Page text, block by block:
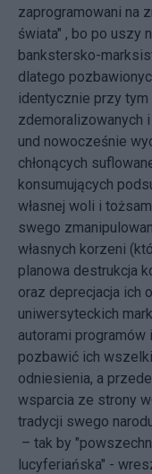
zaprogramowani na
świata" , bo po uszy
bankstersko-
dlatego
identycznie przy
zdemoralizowanych
und nowocześnie
chłonących
konsumujących
własnej woli i
swego
własnych korzeni
planowa destrukcja
oraz deprecjacja ich
uniwersyteckich
autorami programów
pozbawić ich
odniesienia, a
wsparcia ze strony
tradycji swego
– tak by
lucyferiańska" -